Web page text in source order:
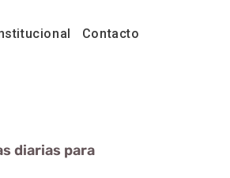
Contacto
diarias para